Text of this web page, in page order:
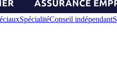
SpécialitéConseil indépendant